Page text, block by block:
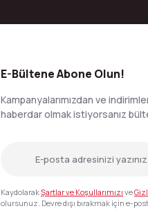
E-Bültene Abone Olun!
Kampanyalarımızdan ve
haberdar olmak istiyorsanız
KaydolarakŞartlar ve Koşullarımızı ve
olursunuz. Devre dışı bırakmak için e-